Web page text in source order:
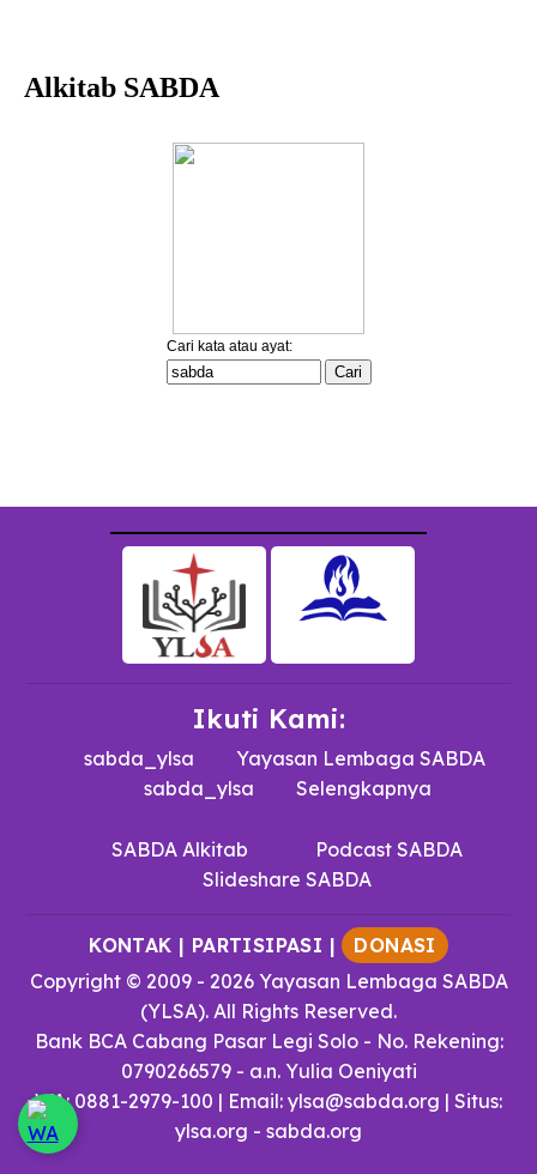
Ikuti Kami:
sabda_ylsa
Yayasan Lembaga SABDA
sabda_ylsa
Selengkapnya
SABDA Alkitab
Podcast SABDA
Slideshare SABDA
KONTAK | PARTISIPASI | DONASI
Copyright© 2009 - 2026 Yayasan Lembaga SABDA
(YLSA). All Rights Reserved.
Bank BCA Cabang Pasar Legi Solo - No. Rekening:
0790266579 - a.n. Yulia Oeniyati
WA:0881-2979-100 | Email: ylsa@sabda.org | Situs:
ylsa.org - sabda.org